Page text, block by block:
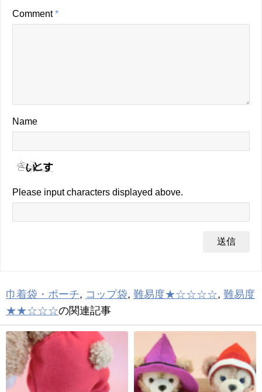
Comment*
Name
Please input characters displayed above.
巾着袋・ポーチ, コップ袋, 難易度★☆☆☆☆, 難易度
★★☆☆☆の関連記事